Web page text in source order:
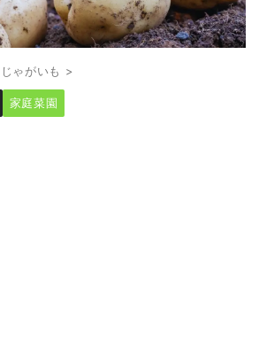
じゃがいも >
家庭菜園